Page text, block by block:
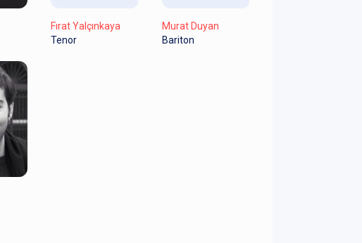
Fırat Yalçınkaya
Tenor
Murat Duyan
Bariton